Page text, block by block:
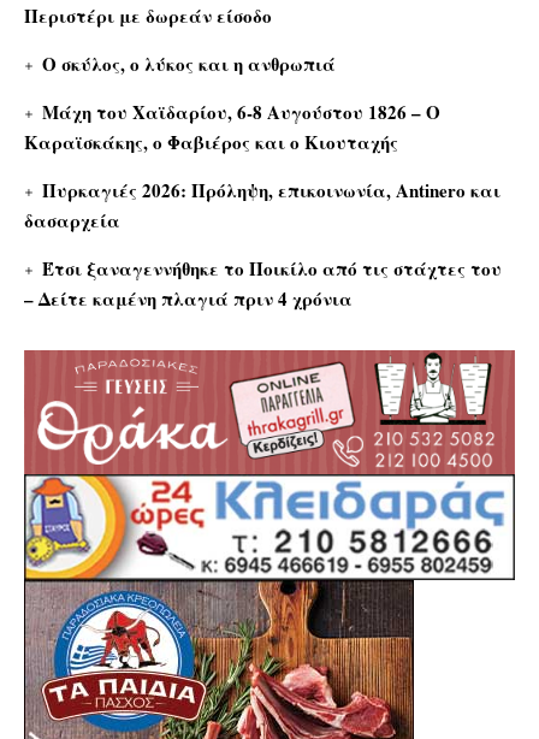
Περιστέρι με δωρεάν είσοδο
Ο σκύλος, ο λύκος και η ανθρωπιά
Μάχη του Χαϊδαρίου, 6-8 Αυγούστου 1826 – Ο
Καραϊσκάκης, ο Φαβιέρος και ο Κιουταχής
Πυρκαγιές 2026: Πρόληψη, επικοινωνία, Antinero και
δασαρχεία
Έτσι ξαναγεννήθηκε το Ποικίλο από τις στάχτες του
– Δείτε καμένη πλαγιά πριν 4 χρόνια